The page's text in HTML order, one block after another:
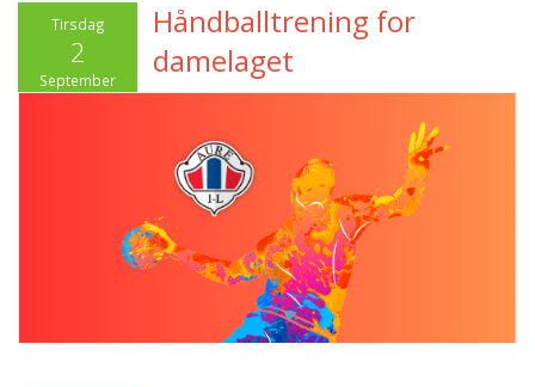
Tirsdag
2
September
Håndballtrening for
damelaget